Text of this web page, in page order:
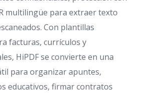
multilingüe para extraer texto
Con plantillas
facturas, currículos y
HiPDF se convierte en una
para organizar apuntes,
educativos, firmar contratos